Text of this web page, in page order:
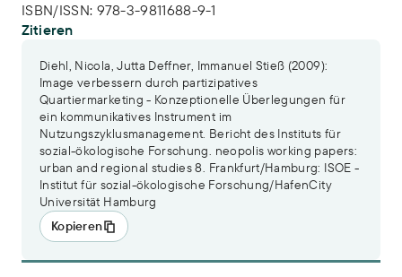
ISBN/ISSN: 978-3-9811688-9-1
Zitieren
Diehl, Nicola, Jutta Deffner, Immanuel Stieß (2009):
Image verbessern durch partizipatives
Quartiermarketing - Konzeptionelle Überlegungen für
ein kommunikatives Instrument im
Nutzungszyklusmanagement. Bericht des Instituts für
sozial-ökologische Forschung. neopolis working papers:
urban and regional studies 8. Frankfurt/Hamburg: ISOE -
Institut für sozial-ökologische Forschung/HafenCity
Universität Hamburg
Kopieren